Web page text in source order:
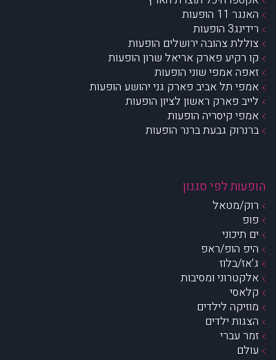
האנגר 11 הופעות
רידינג3 הופעות
צוללת צהובה ירושלים הופעות
קו רקיע פארק אריאל שרון הופעות
זאפה אמפי שוני הופעות
אמפי תל אביב פארק גני יהושע הופעות
לייב פארק ראשון לציון הופעות
אמפי קיסריה הופעות
ברנרוק גבעת ברנר הופעות
הופעות לפי סגנון
רוק/מטאל
פופ
ים תיכוני
היפ הופ/ראפ
ג’אז/בלוז
אלקטרוני ומסיבות
קלאסי
מוזיקה לילדים
הצגות ילדים
זמר עברי
עולם